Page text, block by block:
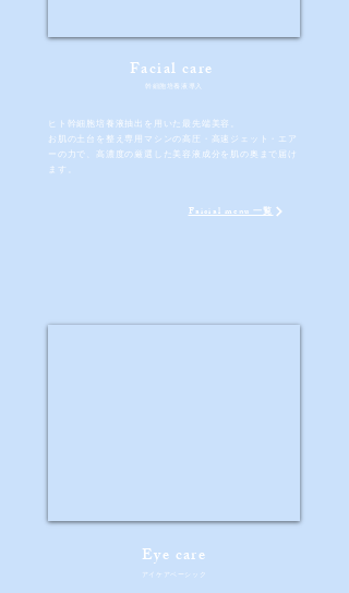
Faicial menu 一覧
​ヒト幹細胞培養液抽出を用いた最先端美容。
お肌の土台を整え専用マシンの高圧・高速ジェット・エア
ーの力で、高濃度の厳選した美容液成分を肌の奥まで届け
ます。
Facial care
​幹細胞培養液導入
Eye care
​アイケアベーシック​